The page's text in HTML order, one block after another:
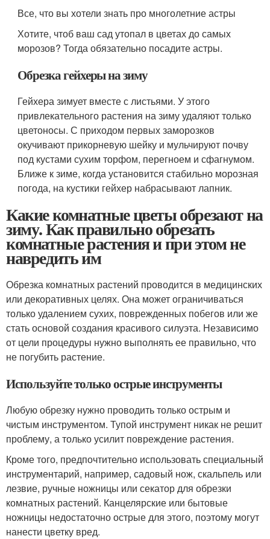
Все, что вы хотели знать про многолетние астры
Хотите, чтоб ваш сад утопал в цветах до самых
морозов? Тогда обязательно посадите астры.
Обрезка гейхеры на зиму
Гейхера зимует вместе с листьями. У этого
привлекательного растения на зиму удаляют только
цветоносы. С приходом первых заморозков
окучивают прикорневую шейку и мульчируют почву
под кустами сухим торфом, перегноем и сфагнумом.
Ближе к зиме, когда установится стабильно морозная
погода, на кустики гейхер набрасывают лапник.
Какие комнатные цветы обрезают на
зиму. Как правильно обрезать
комнатные растения и при этом не
навредить им
Обрезка комнатных растений проводится в медицинских
или декоративных целях. Она может ограничиваться
только удалением сухих, поврежденных побегов или же
стать основой создания красивого силуэта. Независимо
от цели процедуры нужно выполнять ее правильно, что
не погубить растение.
Используйте только острые инструменты
Любую обрезку нужно проводить только острым и
чистым инструментом. Тупой инструмент никак не решит
проблему, а только усилит повреждение растения.
Кроме того, предпочтительно использовать специальный
инструментарий, например, садовый нож, скальпель или
лезвие, ручные ножницы или секатор для обрезки
комнатных растений. Канцелярские или бытовые
ножницы недостаточно острые для этого, поэтому могут
нанести цветку вред.